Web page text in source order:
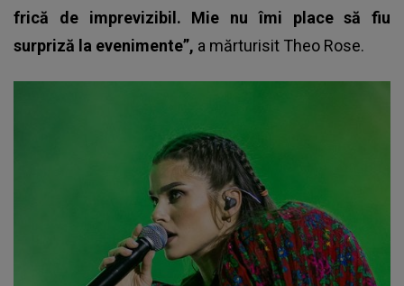
frică de imprevizibil. Mie nu îmi place să fiu
surpriză la evenimente”, a mărturisit Theo Rose.